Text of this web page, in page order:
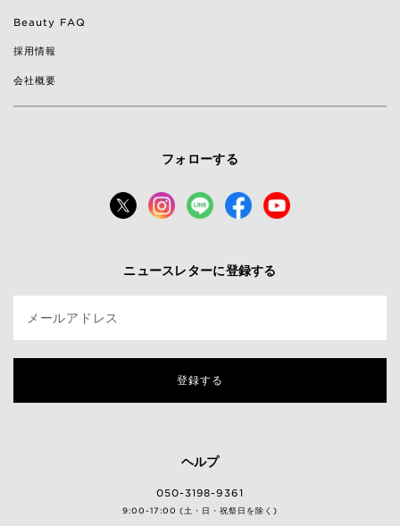
Beauty FAQ
採用情報
会社概要
フォローする
ニュースレターに登録する
メールアドレス
登録する
ヘルプ
050-3198-9361
9:00-17:00 (土・日・祝祭日を除く)